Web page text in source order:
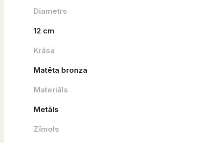
Diametrs
12 cm
Krāsa
Matēta bronza
Materiāls
Metāls
Zīmols